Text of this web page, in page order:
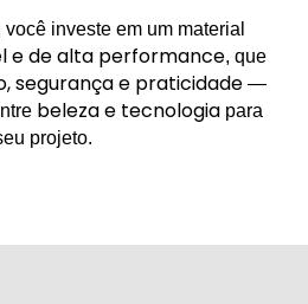
você investe em um material
e de alta performance, que
segurança e praticidade —
beleza e tecnologiapara
projeto.